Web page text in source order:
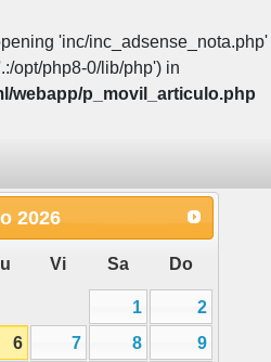
'inc/inc_adsense_nota.php'
opt/php8-0/lib/php') in
webapp/p_movil_articulo.php
2026
Vi Sa Do
1
2
6 7 8
9